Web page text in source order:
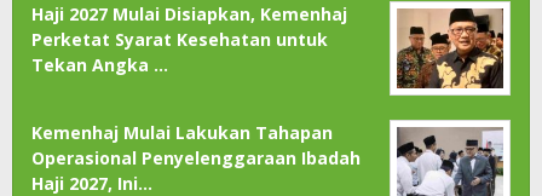
Haji 2027 Mulai Disiapkan, Kemenhaj
Perketat Syarat Kesehatan untuk
Tekan Angka …
Kemenhaj Mulai Lakukan Tahapan
Operasional Penyelenggaraan Ibadah
Haji 2027, Ini…